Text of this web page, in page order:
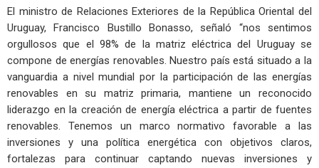
El ministro de Relaciones Exteriores de la República Oriental del
Uruguay, Francisco Bustillo Bonasso, señaló “nos sentimos
orgullosos que el 98% de la matriz eléctrica del Uruguay se
compone de energías renovables. Nuestro país está situado a la
vanguardia a nivel mundial por la participación de las energías
renovables en su matriz primaria, mantiene un reconocido
liderazgo en la creación de energía eléctrica a partir de fuentes
renovables. Tenemos un marco normativo favorable a las
inversiones y una política energética con objetivos claros,
fortalezas para continuar captando nuevas inversiones y